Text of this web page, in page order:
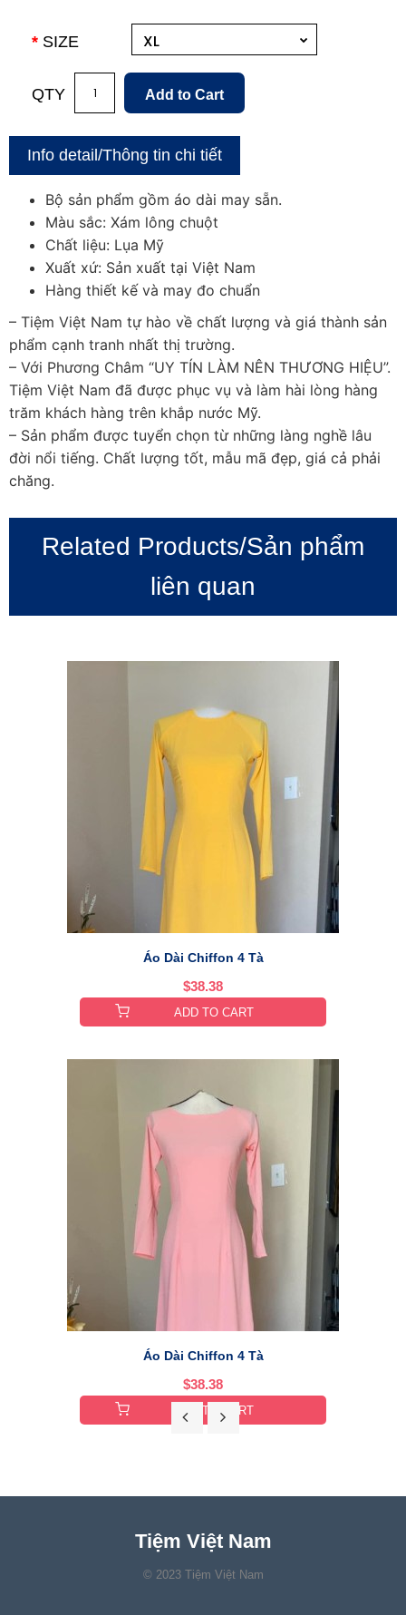
SIZE
QTY
Info detail/Thông tin chi tiết
Bộ sản phẩm gồm áo dài may sẵn.
Màu sắc: Xám lông chuột
Chất liệu: Lụa Mỹ
Xuất xứ: Sản xuất tại Việt Nam
Hàng thiết kế và may đo chuẩn
– Tiệm Việt Nam tự hào về chất lượng và giá thành sản
phẩm cạnh tranh nhất thị trường.
– Với Phương Châm “UY TÍN LÀM NÊN THƯƠNG HIỆU”.
Tiệm Việt Nam đã được phục vụ và làm hài lòng hàng
trăm khách hàng trên khắp nước Mỹ.
– Sản phẩm được tuyển chọn từ những làng nghề lâu
đời nổi tiếng. Chất lượng tốt, mẫu mã đẹp, giá cả phải
chăng.
Related Products/Sản phẩm
liên quan
Áo Dài Chiffon 4 Tà
$38.38
ADD TO CART
Áo Dài Chiffon 4 Tà
$38.38
ADD TO CART
Tiệm Việt Nam
© 2023 Tiệm Việt Nam